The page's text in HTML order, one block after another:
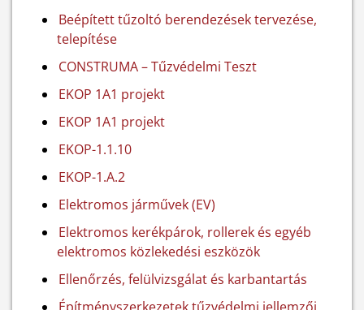
Beépített tűzoltó berendezések tervezése,
telepítése
CONSTRUMA – Tűzvédelmi Teszt
EKOP 1A1 projekt
EKOP 1A1 projekt
EKOP-1.1.10
EKOP-1.A.2
Elektromos járművek (EV)
Elektromos kerékpárok, rollerek és egyéb
elektromos közlekedési eszközök
Ellenőrzés, felülvizsgálat és karbantartás